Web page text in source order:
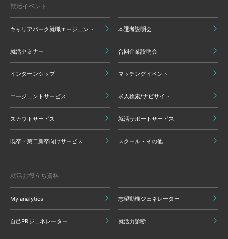
就活イベント
キャリアパーク就職エージェント 本選考説明会
就活セミナー 合同企業説明会
インターンシップ マッチングイベント
エージェントサービス 求人検索/ナビサイト
スカウトサービス 就活サポートサービス
既卒・第二新卒向けサービス スクール・その他
就活お役立ち資料
My analytics 志望動機ジェネレーター
自己PRジェネレーター 就活力診断